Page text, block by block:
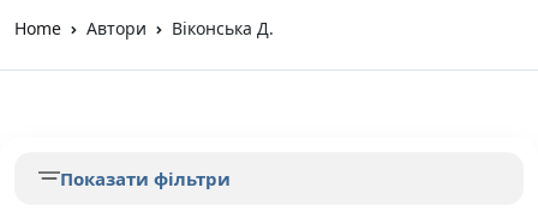
Home Автори Віконська Д.
Показати фільтри